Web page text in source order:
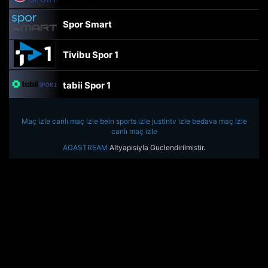
Spor Smart
Tivibu Spor 1
tabii Spor 1
TRT Spor
beIN Sports Haber
Maç izle canlı maç izle bein sports izle justintv izle bedava maç izle
canlı maç izle
AGASTREAM Altyapisiyla Guclendirilmistir.